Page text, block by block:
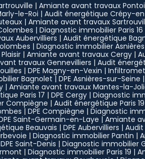
| Amiante avant travaux
le-Roi | Audit énergétique Crépy-
| Amiante avant travaux
| Diagnostic immobilier Paris 16
Aubervilliers | Audit énergétique
| Diagnostic immobilier
| Amiante avant travaux Cergy |
travaux Gennevilliers | Audit
| DPE Magny-en-Vexin |
Bagnolet | DPE Asnières-sur-Seine |
| Amiante avant travaux Mantes-la-
Paris 17 | DPE Cergy | Diagnostic
Compiègne | Audit énergétique Paris 19
| DPE Compiègne | Diagnostic
Saint-Germain-en-Laye | Amiante
Beauvais | DPE Aubervilliers |
| Diagnostic immobilier Pantin |
DPE Saint-Denis | Diagnostic immobilier
| Diagnostic immobilier Paris 19 |